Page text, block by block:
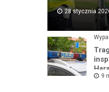
28 stycznia
9